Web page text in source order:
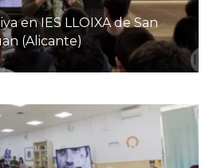
en IES LLOIXA de San
(Alicante)